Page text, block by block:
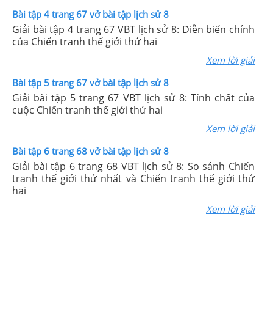
Bài tập 4 trang 67 vở bài tập lịch sử 8
Giải bài tập 4 trang 67 VBT lịch sử 8: Diễn biến chính
của Chiến tranh thế giới thứ hai
Xem lời giải
Bài tập 5 trang 67 vở bài tập lịch sử 8
Giải bài tập 5 trang 67 VBT lịch sử 8: Tính chất của
cuộc Chiến tranh thế giới thứ hai
Xem lời giải
Bài tập 6 trang 68 vở bài tập lịch sử 8
Giải bài tập 6 trang 68 VBT lịch sử 8: So sánh Chiến
tranh thế giới thứ nhất và Chiến tranh thế giới thứ
hai
Xem lời giải